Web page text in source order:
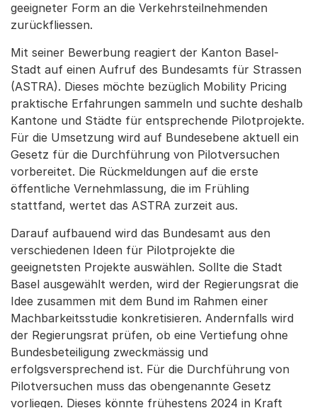
geeigneter Form an die Verkehrsteilnehmenden
zurückfliessen.
Mit seiner Bewerbung reagiert der Kanton Basel-
Stadt auf einen Aufruf des Bundesamts für Strassen
(ASTRA). Dieses möchte bezüglich Mobility Pricing
praktische Erfahrungen sammeln und suchte deshalb
Kantone und Städte für entsprechende Pilotprojekte.
Für die Umsetzung wird auf Bundesebene aktuell ein
Gesetz für die Durchführung von Pilotversuchen
vorbereitet. Die Rückmeldungen auf die erste
öffentliche Vernehmlassung, die im Frühling
stattfand, wertet das ASTRA zurzeit aus.
Darauf aufbauend wird das Bundesamt aus den
verschiedenen Ideen für Pilotprojekte die
geeignetsten Projekte auswählen. Sollte die Stadt
Basel ausgewählt werden, wird der Regierungsrat die
Idee zusammen mit dem Bund im Rahmen einer
Machbarkeitsstudie konkretisieren. Andernfalls wird
der Regierungsrat prüfen, ob eine Vertiefung ohne
Bundesbeteiligung zweckmässig und
erfolgsversprechend ist. Für die Durchführung von
Pilotversuchen muss das obengenannte Gesetz
vorliegen. Dieses könnte frühestens 2024 in Kraft